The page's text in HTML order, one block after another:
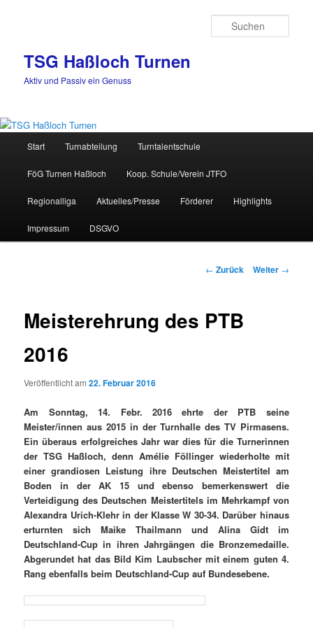
TSG Haßloch Turnen
Aktiv und Passiv ein Genuss
Start Turnabteilung Turntalentschule
FöG Turnen Haßloch Koop. Schule/Verein JTFO
Regionalliga Aktuelles/Presse Förderer Highlights
Impressum DSGVO
Beitrags-
← Zurück Weiter →
Meisterehrung des PTB
2016
Veröffentlicht am22. Februar 2016
Am Sonntag, 14. Febr. 2016 ehrte der PTB seine
Meister/innen aus 2015 in der Turnhalle des TV Pirmasens.
Ein überaus erfolgreiches Jahr war dies für die Turnerinnen
der TSG Haßloch, denn Amélie Föllinger wiederholte mit
einer grandiosen Leistung ihre Deutschen Meistertitel am
Boden in der AK 15 und ebenso bemerkenswert die
Verteidigung des Deutschen Meistertitels im Mehrkampf von
Alexandra Urich-Klehr in der Klasse W 30-34. Darüber hinaus
erturnten sich Maike Thailmann und Alina Gidt im
Deutschland-Cup in ihren Jahrgängen die Bronzemedaille.
Abgerundet hat das Bild Kim Laubscher mit einem guten 4.
Rang ebenfalls beim Deutschland-Cup auf Bundesebene.